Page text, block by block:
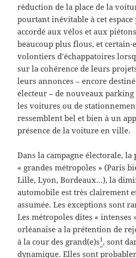
réduction de la place de la
pourtant inévitable à cet
accordé aux vélos et aux
beaucoup plus flous, et
volontiers d’échappatoires
sur la cohérence de leurs
leurs annonces – encore
électeur – de nouveaux
les voitures ou de
ressemblent bel et bien à un
présence de la voiture en ville.
Dans la campagne électorale, la
« grandes métropoles » (Paris
Lille, Lyon, Bordeaux…), la
automobile est très clairement
assumée. Les exceptions sont
Les métropoles dites « intenses
orléanaise a la prétention de
à la cour des grand(e)s1 , sont
dynamique. Elles sont